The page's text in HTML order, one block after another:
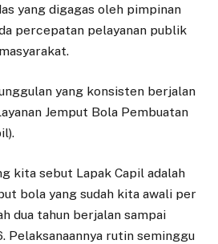
yang digagas oleh pimpinan
percepatan pelayanan publik
yang konsisten berjalan
Jemput Bola Pembuatan
kita sebut Lapak Capil adalah
bola yang sudah kita awali per
dua tahun berjalan sampai
Pelaksanaannya rutin seminggu